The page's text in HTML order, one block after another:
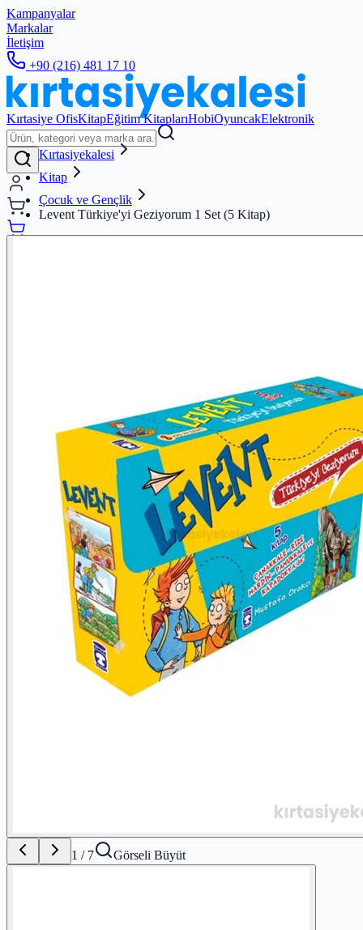
Kampanyalar
Markalar
İletişim
+90 (216) 481 17 10
Kırtasiye OfisKitapEğitim KitaplarıHobiOyuncakElektronik
Kırtasiyekalesi
Kitap
Çocuk ve Gençlik
Levent Türkiye'yi Geziyorum 1 Set (5 Kitap)
1 / 7 Görseli Büyüt